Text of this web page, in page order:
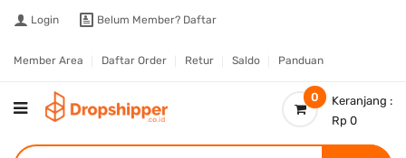
Login Belum Member? Daftar
Member Area Daftar Order Retur Saldo Panduan
0
Keranjang :
Rp 0